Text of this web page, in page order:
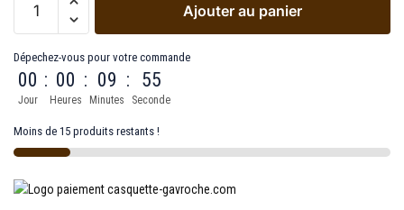
Ajouter au panier
Dépechez-vous pour votre commande
00
Jour
: 00
Heures
: 09
Minutes
: 55
Seconde
Moins de 15 produits restants !